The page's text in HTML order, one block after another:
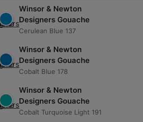
Winsor & Newton
Designers Gouache
Cerulean Blue 137
Winsor & Newton
Designers Gouache
Cobalt Blue 178
Winsor & Newton
Designers Gouache
Cobalt Turquoise Light 191